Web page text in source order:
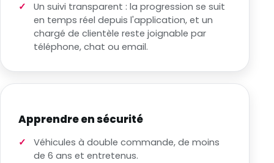
Un suivi transparent : la progression se suit
en temps réel depuis l'application, et un
chargé de clientèle reste joignable par
téléphone, chat ou email.
Apprendre en sécurité
Véhicules à double commande, de moins
de 6 ans et entretenus.